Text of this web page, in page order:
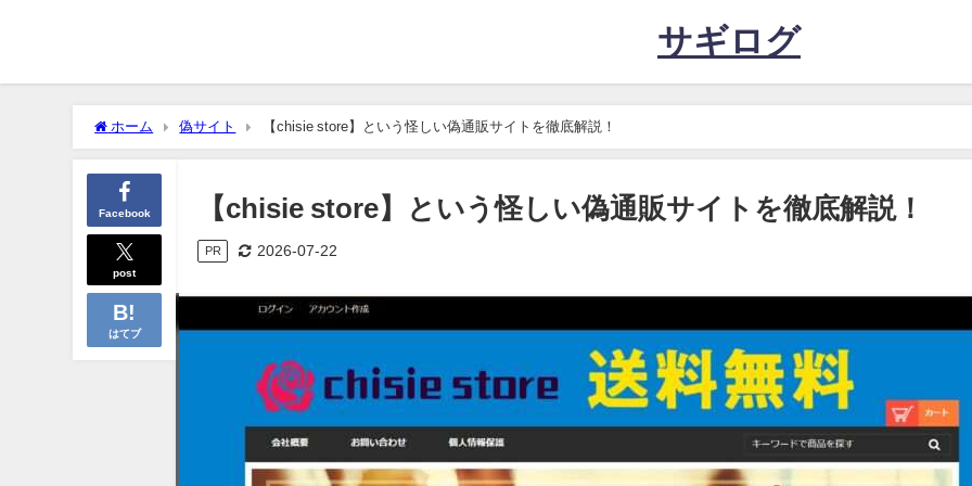
サギログ
ホーム 偽サイト 【chisie store】という怪しい偽通販サイトを徹底解説！
Facebook
post
はてブ
【chisie store】という怪しい偽通販サイトを徹底解説！
PR 2026-07-22